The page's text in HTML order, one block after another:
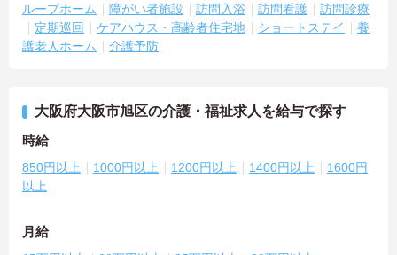
ループホーム
障がい者施設 訪問入浴 訪問看護
訪問診療
定期巡回
ケアハウス・高齢者住宅地 ショートステイ
養
護老人ホーム
介護予防
大阪府大阪市旭区の介護・福祉求人を給与で探す
時給
850円以上 1000円以上 1200円以上 1400円以上
1600円
以上
月給